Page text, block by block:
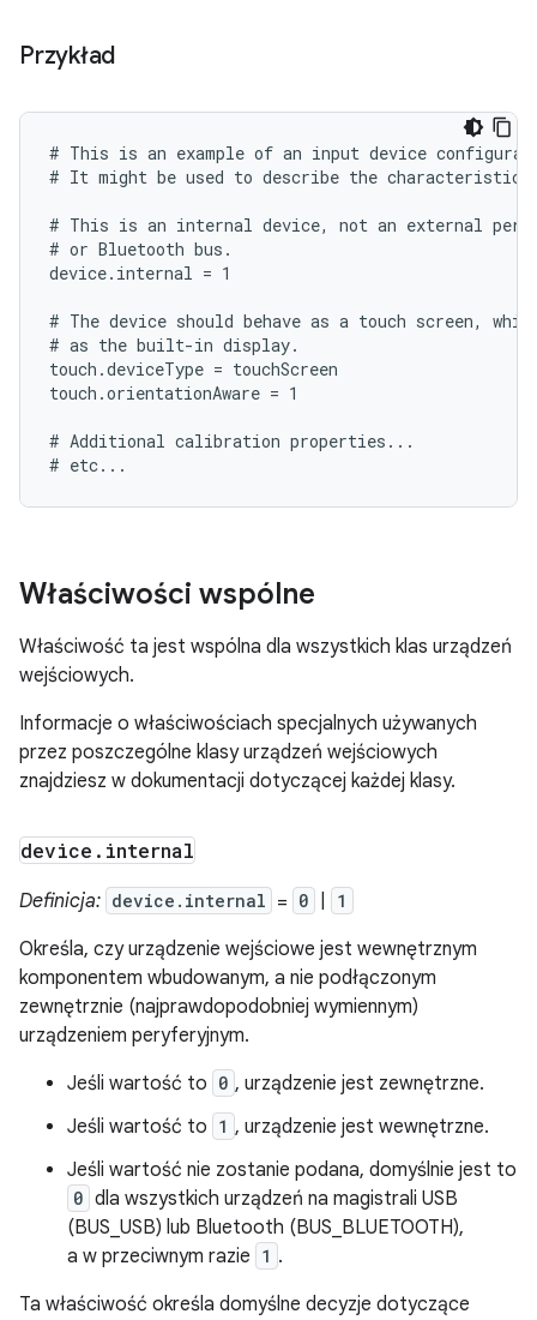
Przykład
# This is an example of an input device
# It might be used to describe the
# This is an internal device, not an external
# or Bluetooth bus.
device.internal = 1
# The device should behave as a touch screen,
# as the built-in display.
touch.deviceType = touchScreen
touch.orientationAware = 1
# Additional calibration properties...
Właściwości wspólne
Właściwość ta jest wspólna dla wszystkich klas urządzeń
wejściowych.
Informacje o właściwościach specjalnych używanych
przez poszczególne klasy urządzeń wejściowych
znajdziesz w dokumentacji dotyczącej każdej klasy.
device . internal
Definicja: device.internal = 0 1
Określa, czy urządzenie wejściowe jest wewnętrznym
komponentem wbudowanym, a nie podłączonym
zewnętrznie (najprawdopodobniej wymiennym)
urządzeniem peryferyjnym.
Jeśli wartość to 0 , urządzenie jest zewnętrzne.
Jeśli wartość to 1 , urządzenie jest wewnętrzne.
Jeśli wartość nie zostanie podana, domyślnie jest to
0 dla wszystkich urządzeń na magistrali USB
(BUS_USB) lub Bluetooth (BUS_BLUETOOTH),
a w przeciwnym razie 1 .
Ta właściwość określa domyślne decyzje dotyczące